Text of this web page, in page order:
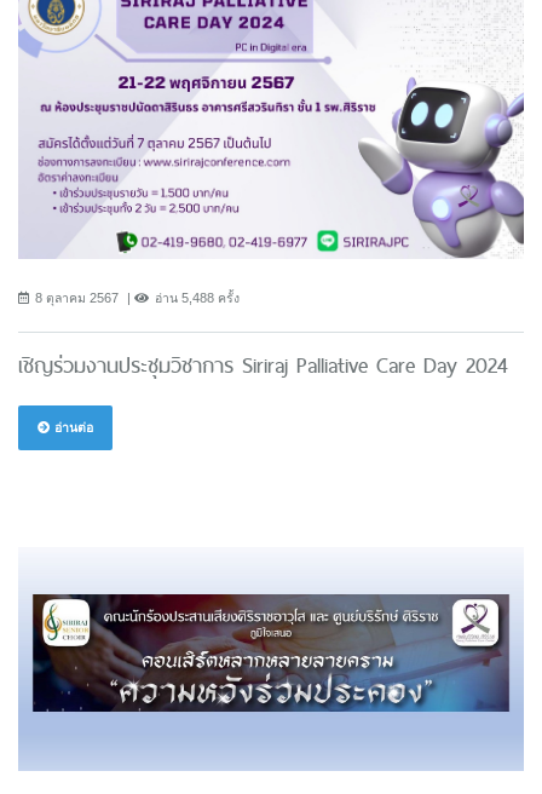
8 ตุลาคม 2567 อ่าน 5,488 ครั้ง
เชิญร่วมงานประชุมวิชาการ Siriraj Palliative Care Day 2024
อ่านต่อ